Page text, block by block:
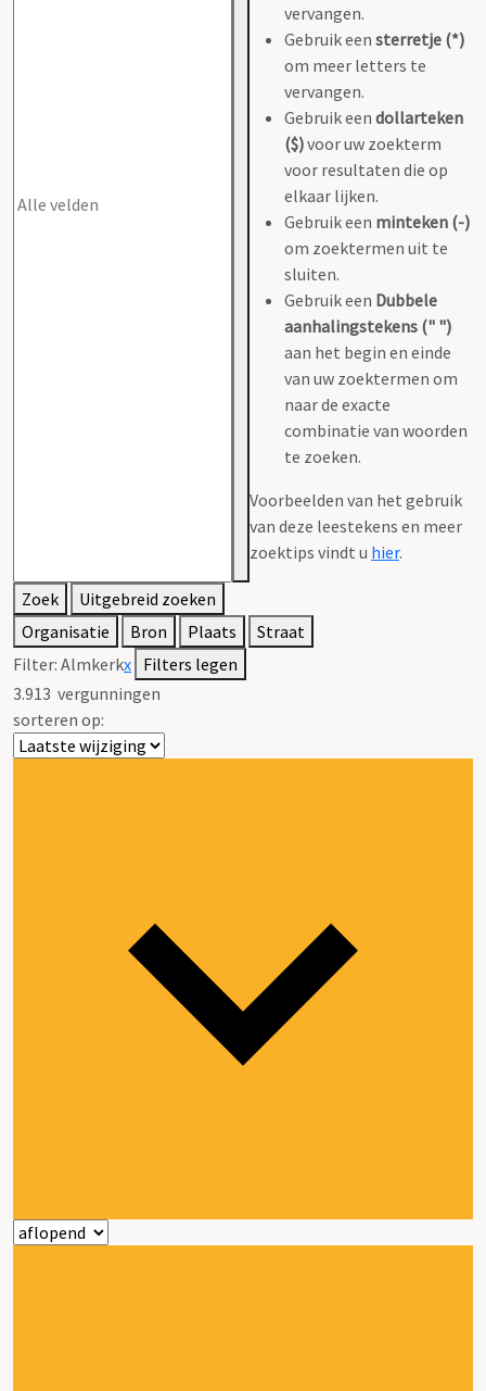
vervangen.
Gebruik een sterretje (*)
om meer letters te
vervangen.
Gebruik een dollarteken
($)voor uw zoekterm
voor resultaten die op
elkaar lijken.
Gebruik een minteken (-)
om zoektermen uit te
sluiten.
Gebruik een Dubbele
aanhalingstekens (" ")
aan het begin en einde
van uw zoektermen om
naar de exacte
combinatie van woorden
te zoeken.
Voorbeelden van het gebruik
van deze leestekens en meer
zoektips vindt u hier.
Zoek
Uitgebreid zoeken
Organisatie
Bron Plaats
Straat
Filter: Almkerkx Filters legen
3.913 vergunningen
sorteren op: